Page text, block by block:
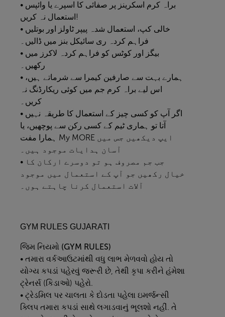
• براہ کرم اسکرینز پر صفائی کا اسپرے یا وائپس
استعمال نہ کریں!
• خالی کپ، استعمال شدہ پیپر ٹاولز اور بوتلیں
فراہم کردہ ری سائیکل بنز میں ڈالیں۔
• بیگز اور کوٹس کو فراہم کردہ لاکرز میں
رکھیں۔
• ہمارے بہت سے صارفین کیمرا سے شرماتے ہیں،
اس لیے براہ کرم جم میں کوئی ریکارڈنگ نہ
کریں۔
• اگر آپ کو کسی چیز کے استعمال کا طریقہ نہیں
آتا تو ہماری ٹیم کے کسی رکن سے پوچھیں، یا
ہمارا مفت My MORE ایپ دیکھیں جس میں
آسان ہدایات موجود ہیں۔
• جب جم مصروف ہو تو دوسرے ارکان کا
خیال رکھیں جو آپ کے استعمال میں موجود
آلات استعمال کرنا چاہتے ہوں۔
GYM RULES GUJARATI
જિમ નિયમો (GYM RULES)
• તમારા વર્કઆઉટમાંથી વધુ લાભ મેળવવો હોય તો
યોગ્ય કપડાં પહેરવું જરૂરી છે, તેથી કૃપા કરીને હંમેશા
ટ્રેનર્સ (કિડાઓ) પહેરો.
• ટ્રેડમિલ પર ચાલતા કે દોડતા પહેલા ઇમર્જન્સી
ક્લિપ તમારા કપડાં સાથે લગાડવાનું ભૂલશો નહીં. તે